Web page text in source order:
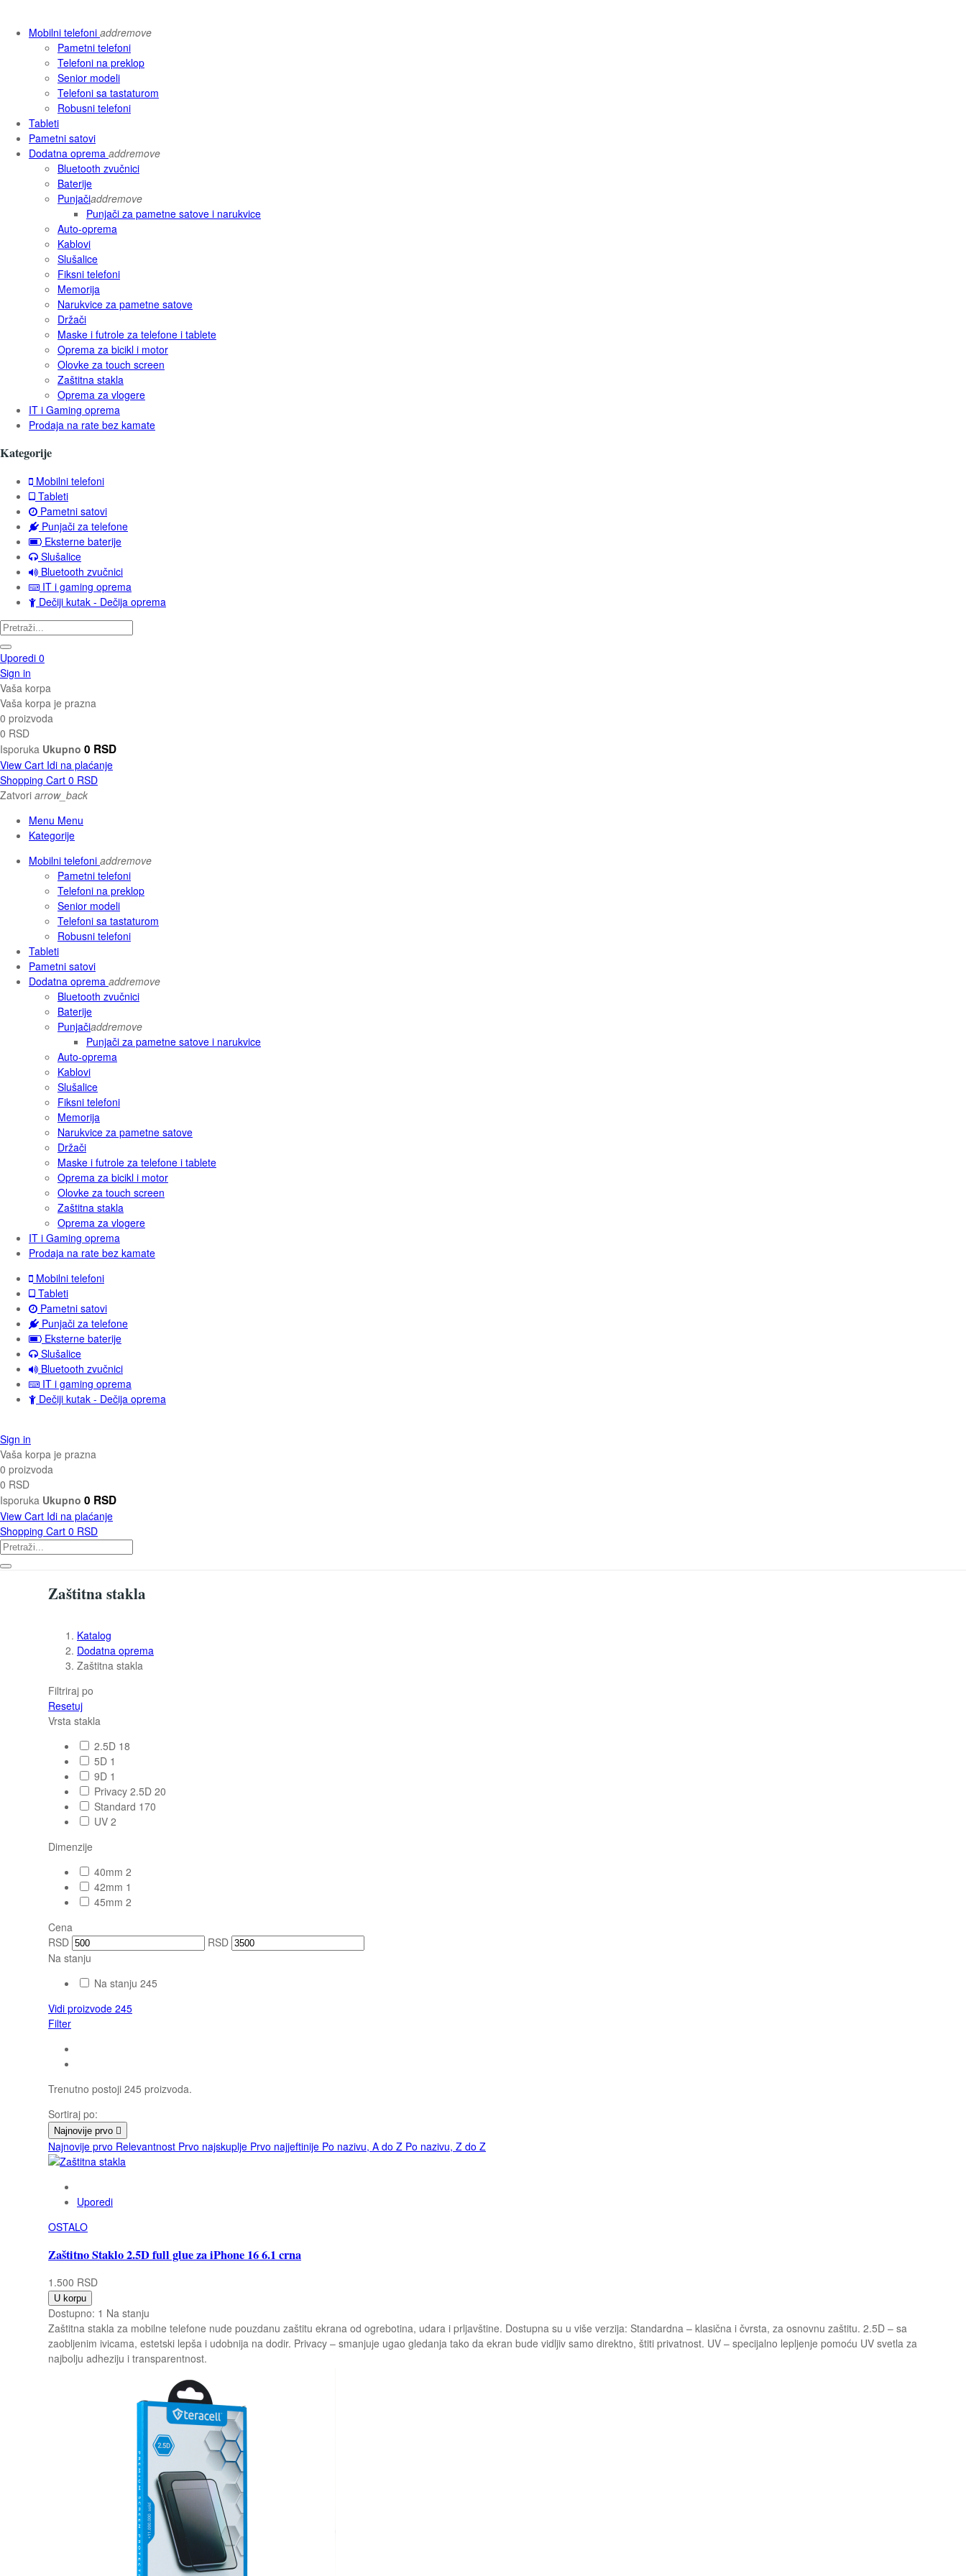
Mobilni telefoni addremove
Pametni telefoni
Telefoni na preklop
Senior modeli
Telefoni sa tastaturom
Robusni telefoni
Tableti
Pametni satovi
Dodatna oprema addremove
Bluetooth zvučnici
Baterije
Punjačiaddremove
Punjači za pametne satove i narukvice
Auto-oprema
Kablovi
Slušalice
Fiksni telefoni
Memorija
Narukvice za pametne satove
Držači
Maske i futrole za telefone i tablete
Oprema za bicikl i motor
Olovke za touch screen
Zaštitna stakla
Oprema za vlogere
IT i Gaming oprema
Prodaja na rate bez kamate
Kategorije
Mobilni telefoni
Tableti
Pametni satovi
Punjači za telefone
Eksterne baterije
Slušalice
Bluetooth zvučnici
IT i gaming oprema
Dečiji kutak - Dečija oprema
Uporedi 0
Sign in
Vaša korpa
Vaša korpa je prazna
0 proizvoda
0 RSD
Isporuka Ukupno 0 RSD
View Cart Idi na plaćanje
Shopping Cart 0 RSD
Zatvori arrow_back
Menu Menu
Kategorije
Mobilni telefoni addremove
Pametni telefoni
Telefoni na preklop
Senior modeli
Telefoni sa tastaturom
Robusni telefoni
Tableti
Pametni satovi
Dodatna oprema addremove
Bluetooth zvučnici
Baterije
Punjačiaddremove
Punjači za pametne satove i narukvice
Auto-oprema
Kablovi
Slušalice
Fiksni telefoni
Memorija
Narukvice za pametne satove
Držači
Maske i futrole za telefone i tablete
Oprema za bicikl i motor
Olovke za touch screen
Zaštitna stakla
Oprema za vlogere
IT i Gaming oprema
Prodaja na rate bez kamate
Mobilni telefoni
Tableti
Pametni satovi
Punjači za telefone
Eksterne baterije
Slušalice
Bluetooth zvučnici
IT i gaming oprema
Dečiji kutak - Dečija oprema
Sign in
Vaša korpa je prazna
0 proizvoda
0 RSD
Isporuka Ukupno 0 RSD
View Cart Idi na plaćanje
Shopping Cart 0 RSD
Zaštitna stakla
Katalog
Dodatna oprema
Zaštitna stakla
Filtriraj po
Resetuj
Vrsta stakla
2.5D 18
5D 1
9D 1
Privacy 2.5D 20
Standard 170
UV 2
Dimenzije
40mm 2
42mm 1
45mm 2
Cena
RSD
RSD
Na stanju
Na stanju 245
Vidi proizvode 245
Filter
Trenutno postoji 245 proizvoda.
Sortiraj po:
Najnovije prvo 
Najnovije prvo Relevantnost Prvo najskuplje Prvo najjeftinije Po nazivu, A do Z Po nazivu, Z do Z
Uporedi
OSTALO
Zaštitno Staklo 2.5D full glue za iPhone 16 6.1 crna
1.500 RSD
U korpu
Dostupno: 1 Na stanju
Zaštitna stakla za mobilne telefone nude pouzdanu zaštitu ekrana od ogrebotina, udara i prljavštine. Dostupna su u više verzija: Standardna – klasična i čvrsta, za osnovnu zaštitu. 2.5D – sa
zaobljenim ivicama, estetski lepša i udobnija na dodir. Privacy – smanjuje ugao gledanja tako da ekran bude vidljiv samo direktno, štiti privatnost. UV – specijalno lepljenje pomoću UV svetla za
najbolju adheziju i transparentnost.